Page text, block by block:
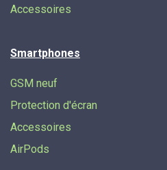
Accessoires
Smartphones
GSM neuf
Protection d'écran
Accessoires
AirPods